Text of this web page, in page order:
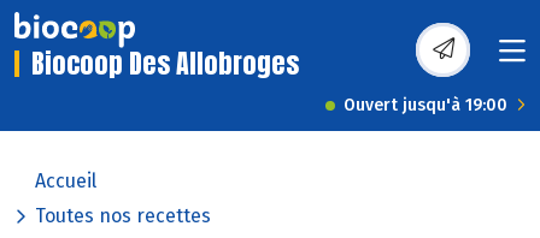
Biocoop Des Allobroges
Ouvert jusqu'à 19:00
Accueil
Toutes nos recettes